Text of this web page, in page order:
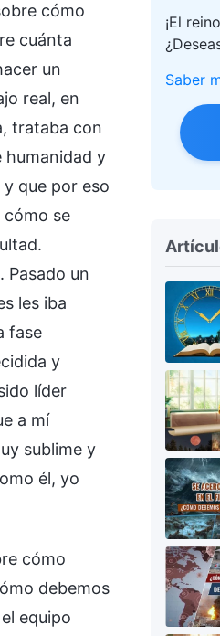
cómo
cuánta
un
real, en
trataba con
humanidad y
que por eso
cómo se
Pasado un
les iba
fase
y
líder
a mí
sublime y
él, yo
cómo
debemos
equipo
¡El
Saber